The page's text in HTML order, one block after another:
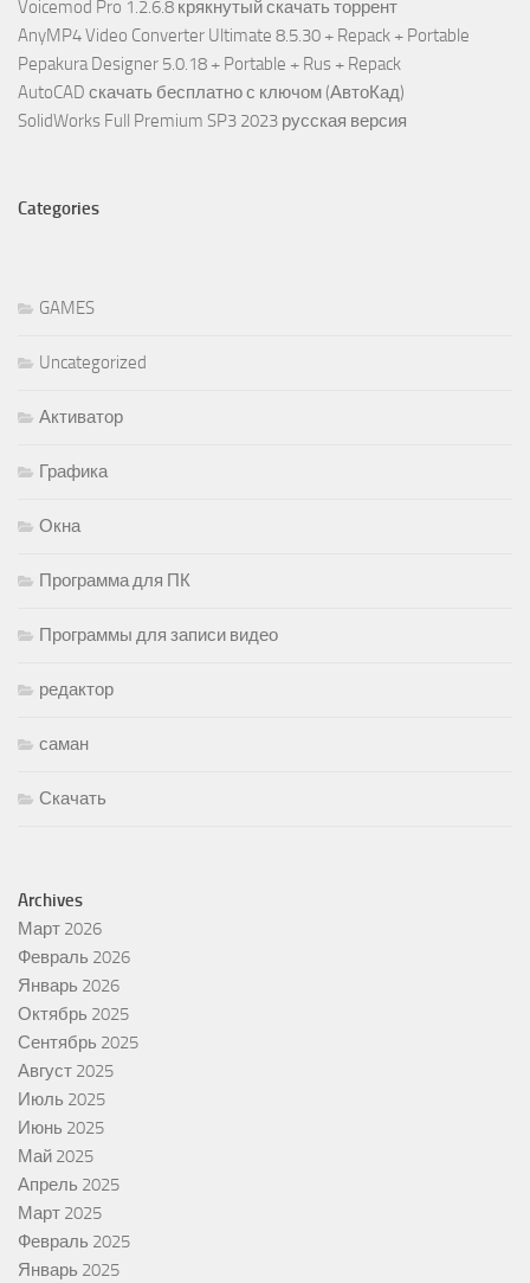
Voicemod Pro 1.2.6.8 крякнутый скачать торрент
AnyMP4 Video Converter Ultimate 8.5.30 + Repack + Portable
Pepakura Designer 5.0.18 + Portable + Rus + Repack
AutoCAD скачать бесплатно с ключом (АвтоКад)
SolidWorks Full Premium SP3 2023 русская версия
Categories
GAMES
Uncategorized
Активатор
Графика
Окна
Программа для ПК
Программы для записи видео
редактор
саман
Скачать
Archives
Март 2026
Февраль 2026
Январь 2026
Октябрь 2025
Сентябрь 2025
Август 2025
Июль 2025
Июнь 2025
Май 2025
Апрель 2025
Март 2025
Февраль 2025
Январь 2025